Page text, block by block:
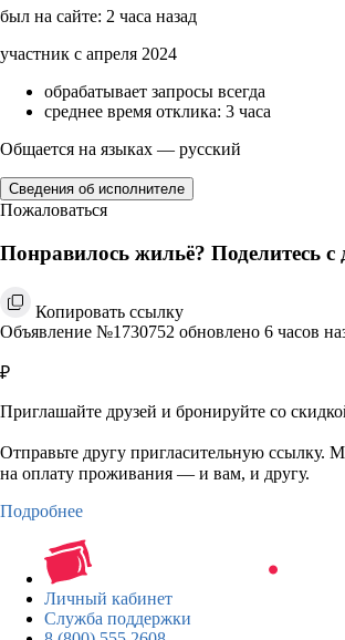
был на сайте: 2 часа назад
участник с апреля 2024
обрабатывает запросы всегда
среднее время отклика: 3 часа
Общается на языках — русский
Сведения об исполнителе
Пожаловаться
Понравилось жильё? Поделитесь с
Копировать ссылку
Объявление №1730752 обновлено 6 часов
₽
Приглашайте друзей и бронируйте со
Отправьте другу пригласительную ссылку.
на оплату проживания — и вам, и другу.
Подробнее
Личный кабинет
Служба поддержки